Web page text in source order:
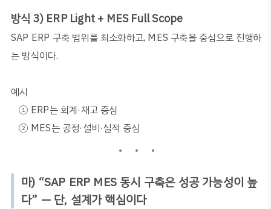
방식 3) ERP Light + MES Full Scope
SAP ERP 구축 범위를 최소화하고, MES 구축을 중심으로 진행하
는 방식이다.
예시
① ERP는 회계·재고 중심
② MES는 공정·설비·실적 중심
마) “SAP ERP MES 동시 구축은 성공 가능성이 높
다” — 단, 설계가 핵심이다